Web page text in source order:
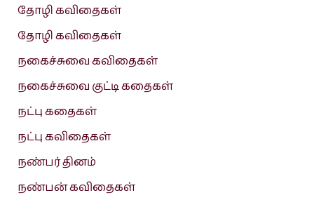
தோழி கவிதைகள்
தோழி கவிதைகள்
நகைச்சுவை கவிதைகள்
நகைச்சுவை குட்டி கதைகள்
நட்பு கதைகள்
நட்பு கவிதைகள்
நண்பர் தினம்
நண்பன் கவிதைகள்